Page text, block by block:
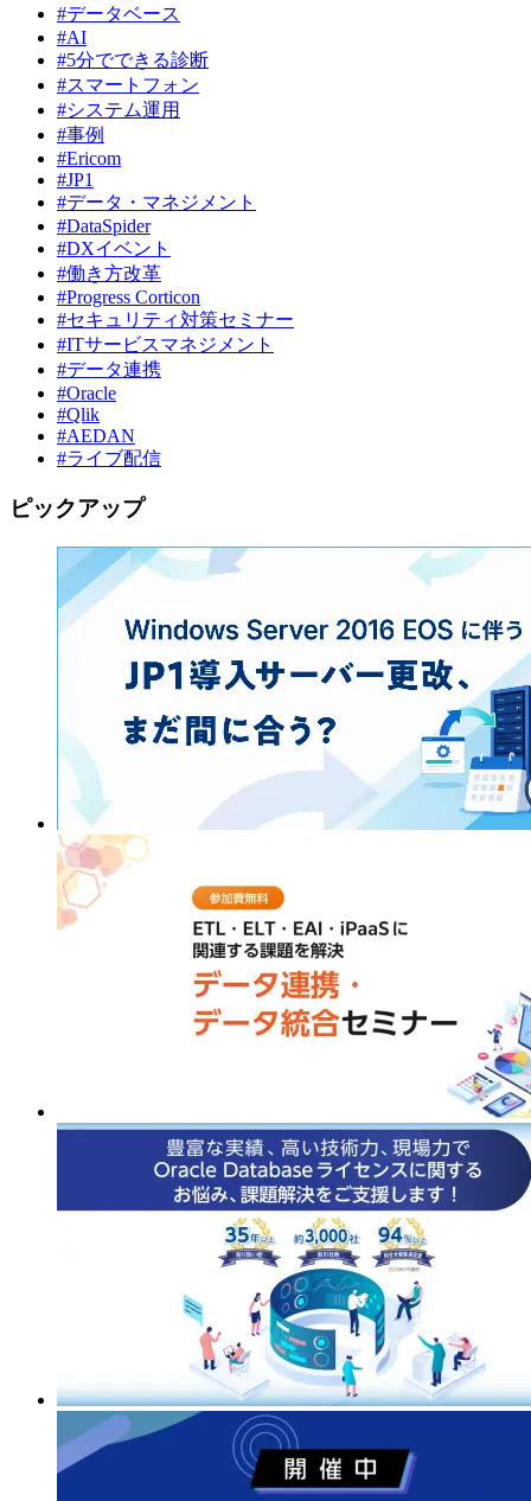
#データベース
#AI
#5分でできる診断
#スマートフォン
#システム運用
#事例
#Ericom
#JP1
#データ・マネジメント
#DataSpider
#DXイベント
#働き方改革
#Progress Corticon
#セキュリティ対策セミナー
#ITサービスマネジメント
#データ連携
#Oracle
#Qlik
#AEDAN
#ライブ配信
ピックアップ